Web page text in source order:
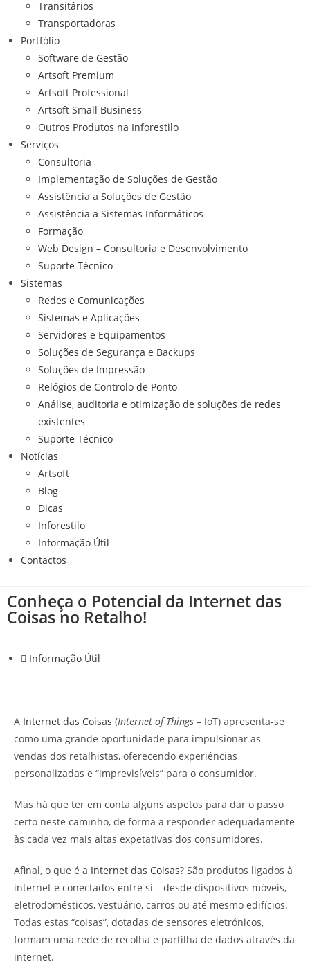
Transitários
Transportadoras
Portfólio
Software de Gestão
Artsoft Premium
Artsoft Professional
Artsoft Small Business
Outros Produtos na Inforestilo
Serviços
Consultoria
Implementação de Soluções de Gestão
Assistência a Soluções de Gestão
Assistência a Sistemas Informáticos
Formação
Web Design – Consultoria e Desenvolvimento
Suporte Técnico
Sistemas
Redes e Comunicações
Sistemas e Aplicações
Servidores e Equipamentos
Soluções de Segurança e Backups
Soluções de Impressão
Relógios de Controlo de Ponto
Análise, auditoria e otimização de soluções de redes
existentes
Suporte Técnico
Notícias
Artsoft
Blog
Dicas
Inforestilo
Informação Útil
Contactos
Conheça o Potencial da Internet das
Coisas no Retalho!
Informação Útil
A Internet das Coisas (Internet of Things – IoT) apresenta-se
como uma grande oportunidade para impulsionar as
vendas dos retalhistas, oferecendo experiências
personalizadas e “imprevisíveis” para o consumidor.
Mas há que ter em conta alguns aspetos para dar o passo
certo neste caminho, de forma a responder adequadamente
às cada vez mais altas expetativas dos consumidores.
Afinal, o que é a Internet das Coisas? São produtos ligados à
internet e conectados entre si – desde dispositivos móveis,
eletrodomésticos, vestuário, carros ou até mesmo edifícios.
Todas estas “coisas”, dotadas de sensores eletrónicos,
formam uma rede de recolha e partilha de dados através da
internet.